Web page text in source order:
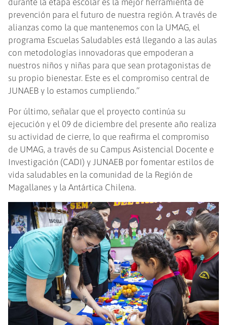
prevención para el futuro de nuestra región. A través de
alianzas como la que mantenemos con la UMAG, el
programa Escuelas Saludables está llegando a las aulas
con metodologías innovadoras que empoderan a
nuestros niños y niñas para que sean protagonistas de
su propio bienestar. Este es el compromiso central de
JUNAEB y lo estamos cumpliendo.”
Por último, señalar que el proyecto continúa su
ejecución y el 09 de diciembre del presente año realiza
su actividad de cierre, lo que reafirma el compromiso
de UMAG, a través de su Campus Asistencial Docente e
Investigación (CADI) y JUNAEB por fomentar estilos de
vida saludables en la comunidad de la Región de
Magallanes y la Antártica Chilena.